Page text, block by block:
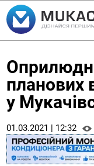
планових
у
01.03.2021 | 12:32